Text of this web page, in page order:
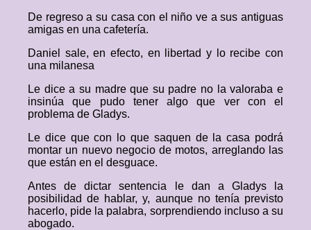
De regreso a su casa con el niño ve a sus antiguas
amigas en una cafetería.
Daniel sale, en efecto, en libertad y lo recibe con
una milanesa
Le dice a su madre que su padre no la valoraba e
insinúa que pudo tener algo que ver con el
problema de Gladys.
Le dice que con lo que saquen de la casa podrá
montar un nuevo negocio de motos, arreglando las
que están en el desguace.
Antes de dictar sentencia le dan a Gladys la
posibilidad de hablar, y, aunque no tenía previsto
hacerlo, pide la palabra, sorprendiendo incluso a su
abogado.